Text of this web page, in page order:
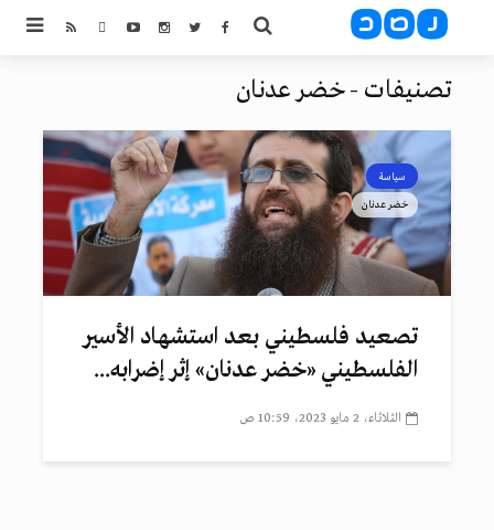
تصنيفات - خضر عدنان
سياسة
خضر عدنان
تصعيد فلسطيني بعد استشهاد الأسير
الفلسطيني «خضر عدنان» إثر إضرابه...
الثلاثاء، 2 مايو 2023، 10:59 ص